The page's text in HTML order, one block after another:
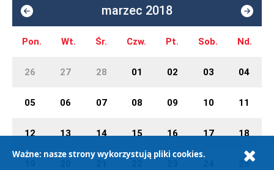
marzec 2018
Pon. Wt. Śr. Czw. Pt. Sob. Nd.
26 27 28 01 02 03 04
05 06 07 08 09 10 11
12 13 14 15 16 17 18
25
Ważne: nasze strony wykorzystują pliki cookies.